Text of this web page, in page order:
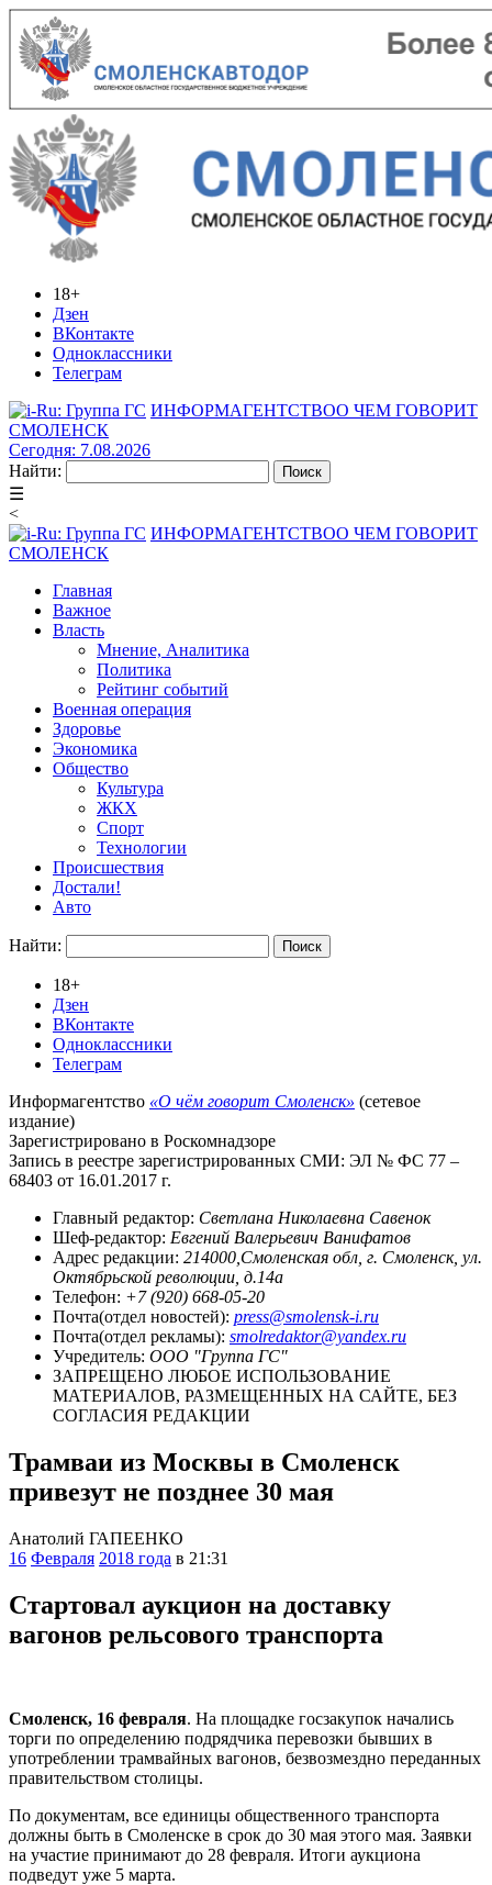
18+
Дзен
ВКонтакте
Одноклассники
Телеграм
ИНФОРМАГЕНТСТВОО ЧЕМ ГОВОРИТ
СМОЛЕНСК
Сегодня: 7.08.2026
Найти:
☰
<
ИНФОРМАГЕНТСТВОО ЧЕМ ГОВОРИТ
СМОЛЕНСК
Главная
Важное
Власть
Мнение, Аналитика
Политика
Рейтинг событий
Военная операция
Здоровье
Экономика
Общество
Культура
ЖКХ
Спорт
Технологии
Происшествия
Достали!
Авто
Найти:
18+
Дзен
ВКонтакте
Одноклассники
Телеграм
Информагентство «О чём говорит Смоленск» (сетевое
издание)
Зарегистрировано в Роскомнадзоре
Запись в реестре зарегистрированных СМИ: ЭЛ № ФС 77 –
68403 от 16.01.2017 г.
Главный редактор: Светлана Николаевна Савенок
Шеф-редактор: Евгений Валерьевич Ванифатов
Адрес редакции: 214000,Смоленская обл, г. Смоленск, ул.
Октябрьской революции, д.14а
Телефон: +7 (920) 668-05-20
Почта(отдел новостей): press@smolensk-i.ru
Почта(отдел рекламы): smolredaktor@yandex.ru
Учредитель: ООО "Группа ГС"
ЗАПРЕЩЕНО ЛЮБОЕ ИСПОЛЬЗОВАНИЕ
МАТЕРИАЛОВ, РАЗМЕЩЕННЫХ НА САЙТЕ, БЕЗ
СОГЛАСИЯ РЕДАКЦИИ
Трамваи из Москвы в Смоленск
привезут не позднее 30 мая
Анатолий ГАПЕЕНКО
16 Февраля 2018 года в 21:31
Стартовал аукцион на доставку
вагонов рельсового транспорта
Смоленск, 16 февраля. На площадке госзакупок начались
торги по определению подрядчика перевозки бывших в
употреблении трамвайных вагонов, безвозмездно переданных
правительством столицы.
По документам, все единицы общественного транспорта
должны быть в Смоленске в срок до 30 мая этого мая. Заявки
на участие принимают до 28 февраля. Итоги аукциона
подведут уже 5 марта.